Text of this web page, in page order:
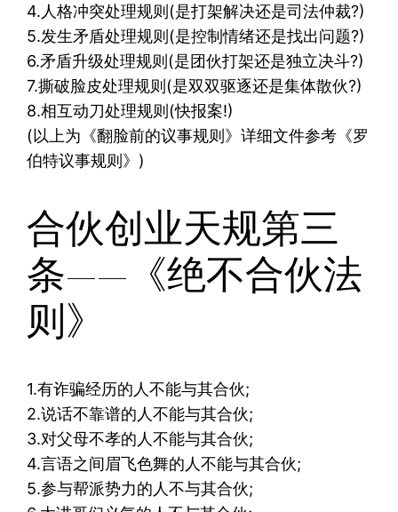
4.人格冲突处理规则(是打架解决还是司法仲裁?)
5.发生矛盾处理规则(是控制情绪还是找出问题?)
6.矛盾升级处理规则(是团伙打架还是独立决斗?)
7.撕破脸皮处理规则(是双双驱逐还是集体散伙?)
8.相互动刀处理规则(快报案!)
(以上为《翻脸前的议事规则》详细文件参考《罗
伯特议事规则》)
合伙创业天规第三
条——《绝不合伙法
则》
1.有诈骗经历的人不能与其合伙;
2.说话不靠谱的人不能与其合伙;
3.对父母不孝的人不能与其合伙;
4.言语之间眉飞色舞的人不能与其合伙;
5.参与帮派势力的人不与其合伙;